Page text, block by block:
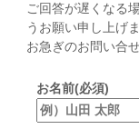
ご回答が遅くなる
うお願い申し上げま
お急ぎのお問い合
お名前(必須)